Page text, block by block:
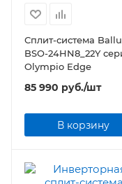
Сплит-система Ballu
BSO-24HN8_22Y
Olympio Edge
85 990 руб./шт
В корзину